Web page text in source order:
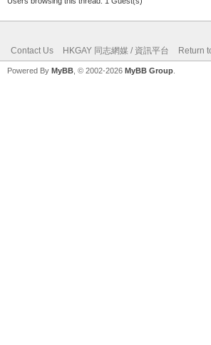
Contact Us HKGAY 同志網媒 / 資訊平台 Return
Powered By MyBB , © 2002-2026 MyBB Group